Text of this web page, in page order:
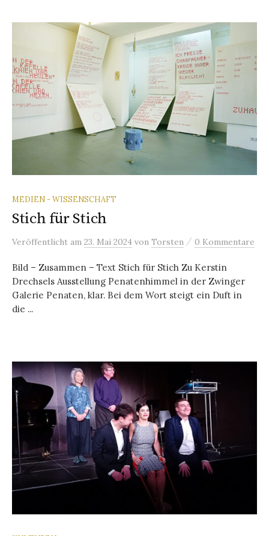
MEDIEN - WISSENSCHAFT
Stich für Stich
Veröffentlicht am 23. Mai 2024 von Torsten / 0 Kommentare
Bild – Zusammen – Text Stich für Stich Zu Kerstin
Drechsels Ausstellung Penatenhimmel in der Zwinger
Galerie Penaten, klar. Bei dem Wort steigt ein Duft in
die ...